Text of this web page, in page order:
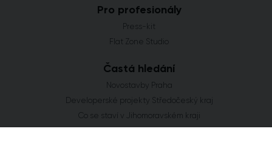
Pro profesionály
Press-kit
Flat Zone Studio
Častá hledání
Novostavby Praha
Developerské projekty Středočeský kraj
Co se staví v Jihomoravském kraji